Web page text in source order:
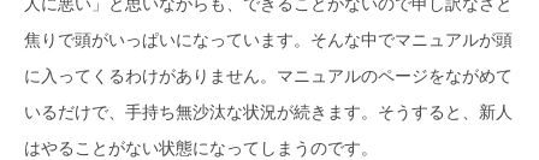
人に悪い」と思いながらも、できることがないので申し訳なさと
焦りで頭がいっぱいになっています。そんな中でマニュアルが頭
に入ってくるわけがありません。マニュアルのページをながめて
いるだけで、手持ち無沙汰な状況が続きます。そうすると、新人
はやることがない状態になってしまうのです。